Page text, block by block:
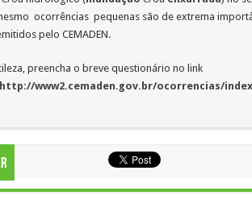
ocorrências pequenas são de extrema
pelo CEMADEN.
preencha o breve questionário no link
http://www2.cemaden.gov.br/ocorrencias/